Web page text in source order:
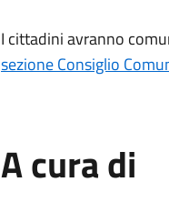
I cittadini avranno
sezione Consiglio
A cura di